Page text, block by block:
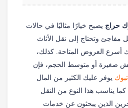
حراج يصبح خيارًا مثاليًا في حالات
مفاجئ وتحتاج إلى نقل الأثاث
أسرع العروض المتاحة. كذلك،
صغيرة أو متوسط الحجم، فإن
يوفر عليك الكثير من المال
كما يناسب هذا النوع من النقل
الذين يبحثون عن خدمات